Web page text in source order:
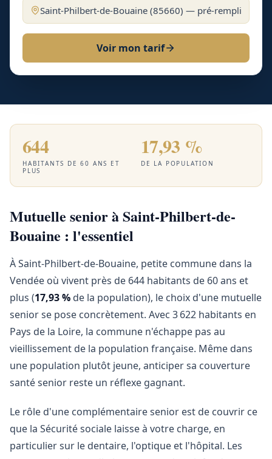
Saint-Philbert-de-Bouaine (85660) — pré-rempli
Voir mon tarif
644
HABITANTS DE 60 ANS ET
PLUS
17,93 %
DE LA POPULATION
Mutuelle senior à Saint-Philbert-de-
Bouaine : l'essentiel
À Saint-Philbert-de-Bouaine, petite commune dans la
Vendée où vivent près de 644 habitants de 60 ans et
plus (17,93 % de la population), le choix d'une mutuelle
senior se pose concrètement. Avec 3 622 habitants en
Pays de la Loire, la commune n'échappe pas au
vieillissement de la population française. Même dans
une population plutôt jeune, anticiper sa couverture
santé senior reste un réflexe gagnant.
Le rôle d'une complémentaire senior est de couvrir ce
que la Sécurité sociale laisse à votre charge, en
particulier sur le dentaire, l'optique et l'hôpital. Les